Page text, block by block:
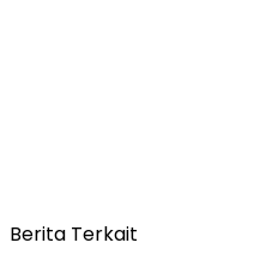
Berita Terkait